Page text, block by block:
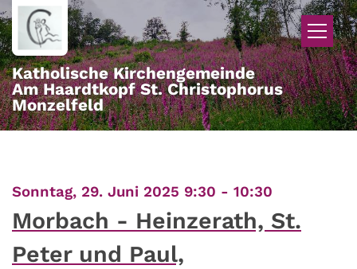
Zum Inhalt springen
Katholische Kirchengemeinde
Am Haardtkopf St. Christophorus
Monzelfeld
Sonntag, 29. Juni 2025 9:30 - 10:30
Morbach - Heinzerath, St.
Peter und Paul,